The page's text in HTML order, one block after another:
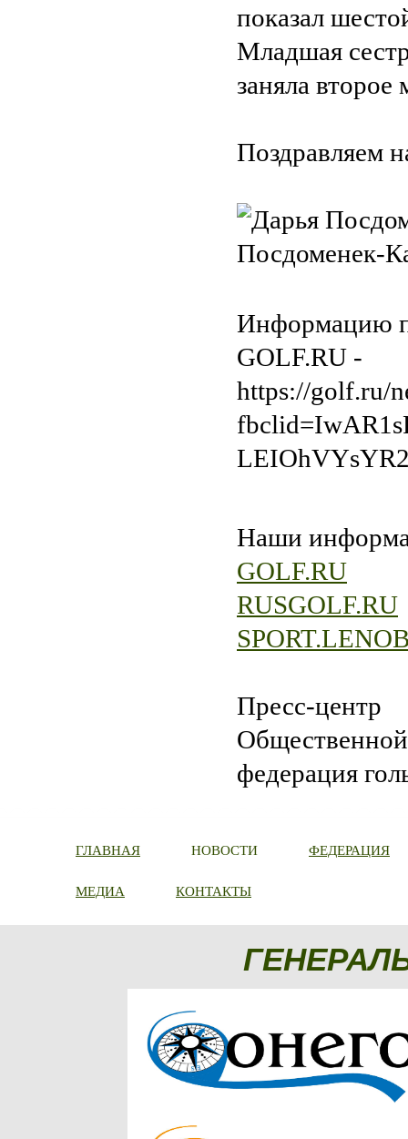
показал
Младшая
заняла второе
Поздравляем
Информацию
GOLF.RU -
https://golf.ru/
Наши
GOLF.RU
RUSGOLF.RU
Пресс-центр
Общественной
федерация
ГЛАВНАЯ НОВОСТИ ФЕДЕРАЦИЯ
МЕДИА КОНТАКТЫ